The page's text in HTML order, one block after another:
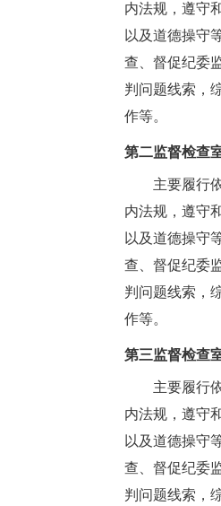
内法规，遵守
以及道德操守
查、督促纪委
判问题线索，
作等。
第二监督检查
主要履行
内法规，遵守
以及道德操守
查、督促纪委
判问题线索，
作等。
第三监督检查
主要履行
内法规，遵守
以及道德操守
查、督促纪委
判问题线索，